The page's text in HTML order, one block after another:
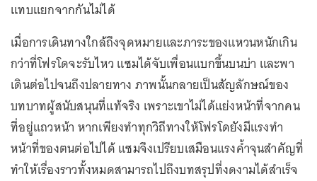
แทบแยกจากกันไม่ได้
เมื่อการเดินทางใกล้ถึงจุดหมายและภาระของแหวนหนักเกิน
กว่าที่โฟรโดจะรับไหว แซมได้จับเพื่อนแบกขึ้นบนบ่า และพา
เดินต่อไปจนถึงปลายทาง ภาพนั้นกลายเป็นสัญลักษณ์ของ
บทบาทผู้สนับสนุนที่แท้จริง เพราะเขาไม่ได้แย่งหน้าที่จากคน
ที่อยู่แถวหน้า หากเพียงทำทุกวิถีทางให้โฟรโดยังมีแรงทำ
หน้าที่ของตนต่อไปได้ แซมจึงเปรียบเสมือนแรงค้ำจุนสำคัญที่
ทำให้เรื่องราวทั้งหมดสามารถไปถึงบทสรุปที่งดงามได้สำเร็จ